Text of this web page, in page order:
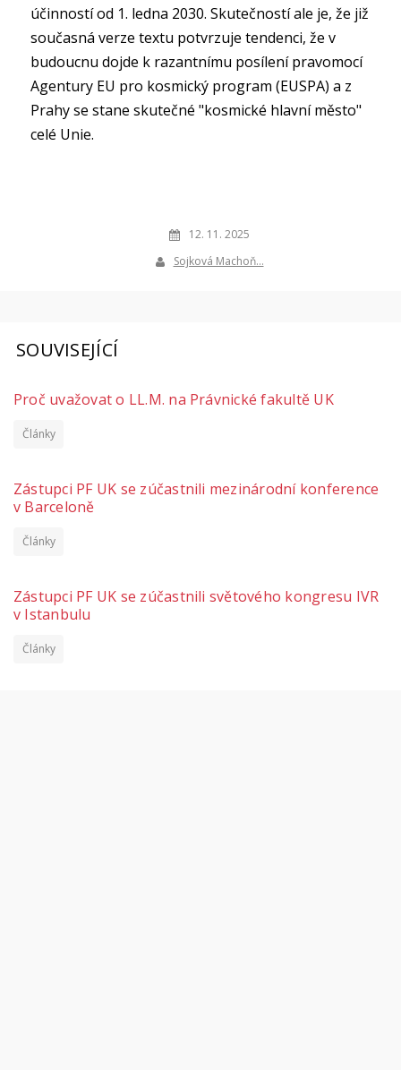
účinností od 1. ledna 2030. Skutečností ale je, že již
současná verze textu potvrzuje tendenci, že v
budoucnu dojde k razantnímu posílení pravomocí
Agentury EU pro kosmický program (EUSPA) a z
Prahy se stane skutečné "kosmické hlavní město"
celé Unie.
12. 11. 2025
Sojková Machoň…
SOUVISEJÍCÍ
Proč uvažovat o LL.M. na Právnické fakultě UK
Články
Zástupci PF UK se zúčastnili mezinárodní konference
v Barceloně
Články
Zástupci PF UK se zúčastnili světového kongresu IVR
v Istanbulu
Články